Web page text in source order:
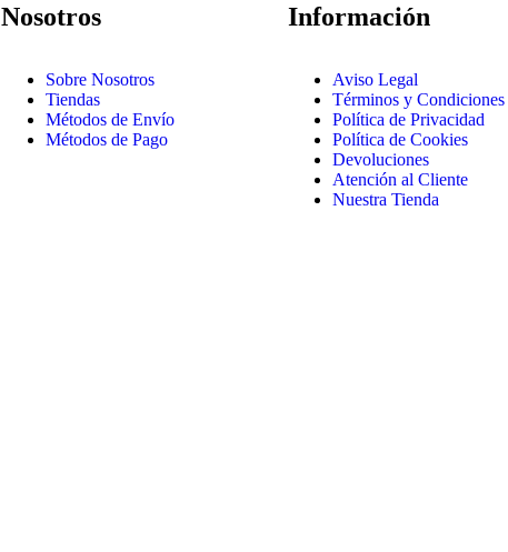
Nosotros
Sobre Nosotros
Tiendas
Métodos de Envío
Métodos de Pago
Información
Aviso Legal
Términos y Condiciones
Política de Privacidad
Política de Cookies
Devoluciones
Atención al Cliente
Nuestra Tienda